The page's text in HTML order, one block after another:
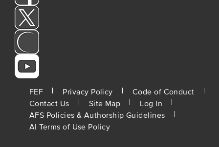
FOOTER
MENU
FEF Privacy Policy
Code of Conduct
Contact Us
Site Map
Log In
AFS Policies & Authorship Guidelines
AI Terms of Use Policy